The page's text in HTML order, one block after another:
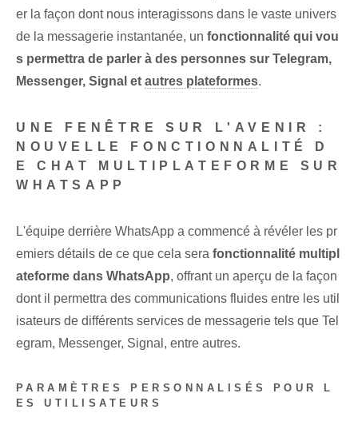
er la façon dont nous interagissons dans le vaste univers
de la messagerie instantanée, un fonctionnalité qui vou
s permettra de parler à des personnes sur Telegram,
Messenger, Signal et autres plateformes.
UNE FENÊTRE SUR L'AVENIR :
NOUVELLE FONCTIONNALITÉ D
E CHAT MULTIPLATEFORME SUR
WHATSAPP
L'équipe derrière WhatsApp a commencé à révéler les pr
emiers détails de ce que cela sera fonctionnalité multipl
ateforme dans WhatsApp, offrant un aperçu de la façon
dont il permettra des communications fluides entre les util
isateurs de différents services de messagerie tels que Tel
egram, Messenger, Signal, entre autres.
PARAMÈTRES PERSONNALISÉS POUR L
ES UTILISATEURS